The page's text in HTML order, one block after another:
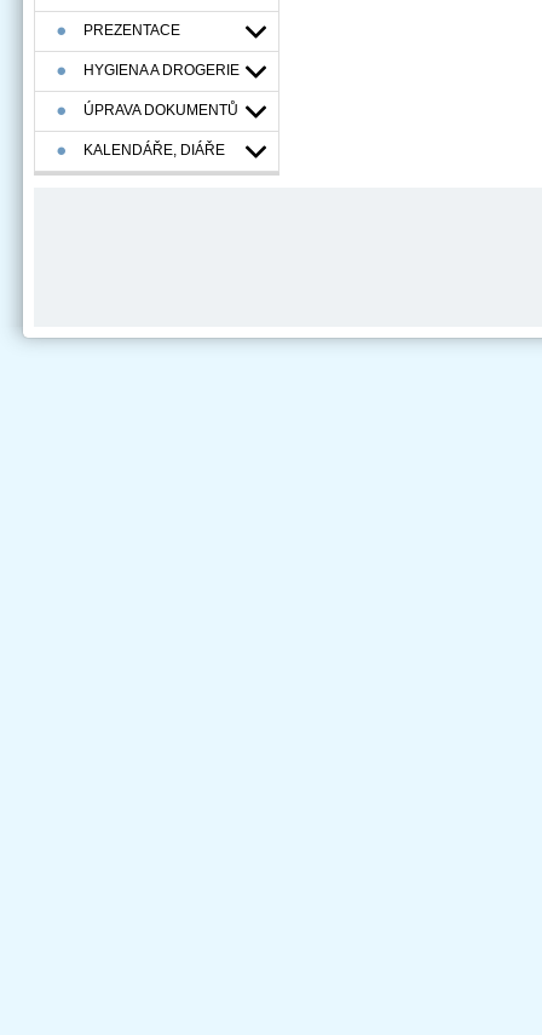
PREZENTACE
HYGIENA A DROGERIE
ÚPRAVA DOKUMENTŮ
KALENDÁŘE, DIÁŘE